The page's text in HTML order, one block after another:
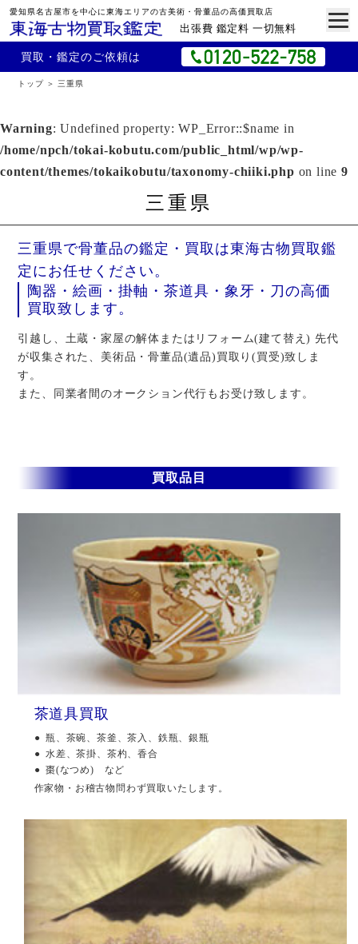
愛知県名古屋市を中心に東海エリアの古美術・骨董品の高価買取店
出張費 鑑定料 一切無料
買取・鑑定のご依頼は
トップ 三重県
Warning: Undefined property: WP_Error::$name in
/home/npch/tokai-kobutu.com/public_html/wp/wp-
content/themes/tokaikobutu/taxonomy-chiiki.php on line9
三重県
三重県で骨董品の鑑定・買取は東海古物買取鑑
定にお任せください。
陶器・絵画・掛軸・茶道具・象牙・刀の高価
買取致します。
引越し、土蔵・家屋の解体またはリフォーム(建て替え) 先代
が収集された、美術品・骨董品(遺品)買取り(買受)致しま
す。
また、同業者間のオークション代行もお受け致します。
買取品目
茶道具買取
瓶、茶碗、茶釜、茶入、鉄瓶、銀瓶
水差、茶掛、茶杓、香合
棗(なつめ) など
作家物・お稽古物問わず買取いたします。